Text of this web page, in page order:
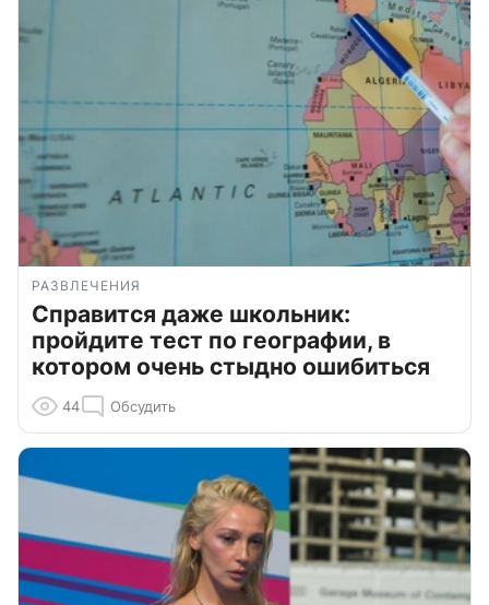
РАЗВЛЕЧЕНИЯ
Справится даже школьник:
пройдите тест по географии, в
котором очень стыдно ошибиться
44 Обсудить